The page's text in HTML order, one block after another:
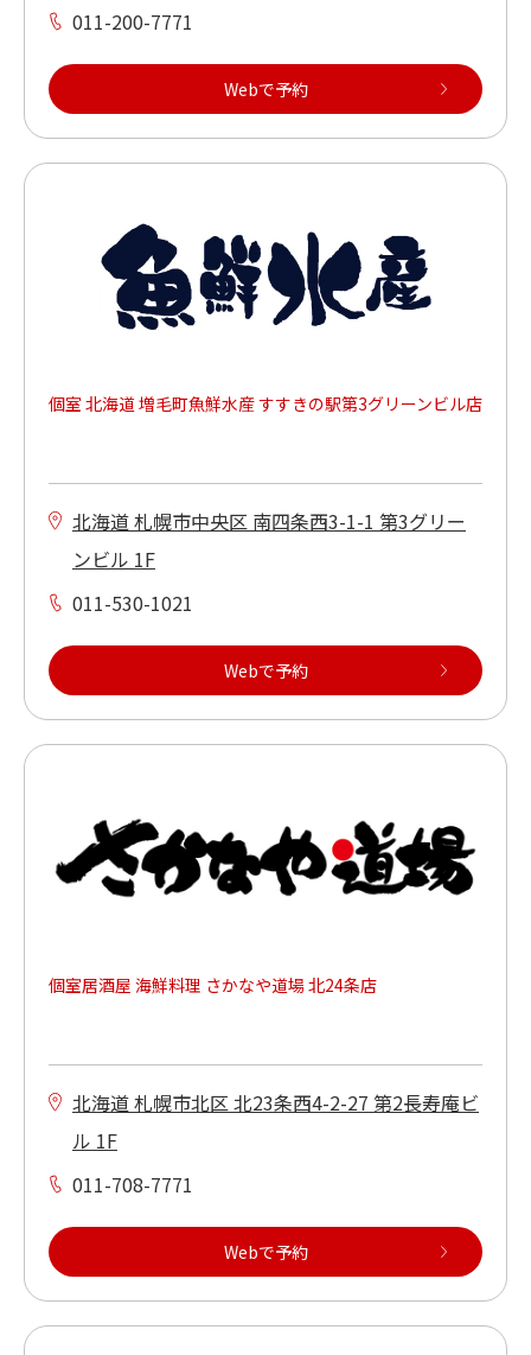
011-200-7771
Webで予約
個室 北海道 増毛町魚鮮水産 すすきの駅第3グリーンビル店
北海道 札幌市中央区 南四条西3-1-1 第3グリー
ンビル 1F
011-530-1021
Webで予約
個室居酒屋 海鮮料理 さかなや道場 北24条店
北海道 札幌市北区 北23条西4-2-27 第2長寿庵ビ
ル 1F
011-708-7771
Webで予約